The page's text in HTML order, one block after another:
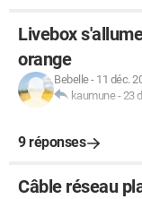
Livebox
orange
Bebelle- 11 déc.
kaumune-23
9 réponses
Câble réseau